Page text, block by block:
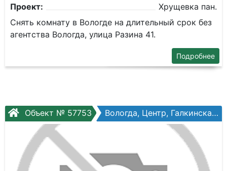
Проект:
Хрущевка пан.
Снять комнату в Вологде на длительный срок без
агентства Вологда, улица Разина 41.
Подробнее
Объект № 57753 Вологда, Центр, Галкинская ул, №76